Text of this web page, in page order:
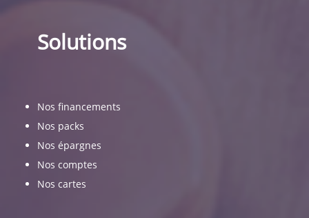
Solutions
Nos financements
Nos packs
Nos épargnes
Nos comptes
Nos cartes